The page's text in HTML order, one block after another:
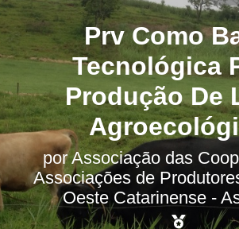
Prv Como
Tecnológica
Produção De
porAssociação das
Associações de
Oeste Catarinense -